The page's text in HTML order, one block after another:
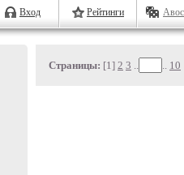
Вход Рейтинги
Страницы: [1] 2 3 .. .. 10